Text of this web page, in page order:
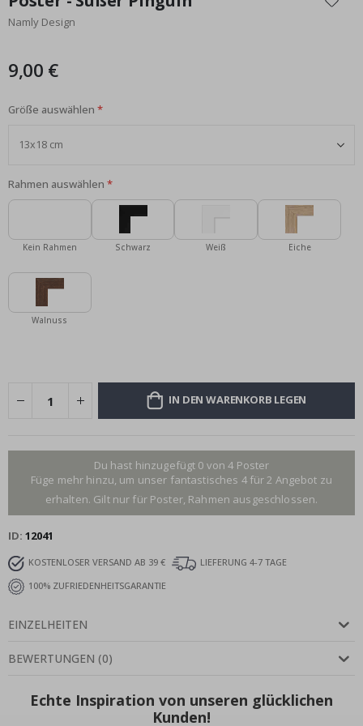
der
Bildgalerie
Namly Design
9,00 €
Größe auswählen
Rahmen auswählen
Kein Rahmen Schwarz Weiß Eiche
Walnuss
IN DEN WARENKORB LEGEN
Du hast hinzugefügt 0 von 4 Poster
Füge mehr hinzu, um unser fantastisches 4 für 2 Angebot zu
erhalten. Gilt nur für Poster, Rahmen ausgeschlossen.
ID 12041
KOSTENLOSER VERSAND AB 39 €
LIEFERUNG 4-7 TAGE
100% ZUFRIEDENHEITSGARANTIE
EINZELHEITEN
BEWERTUNGEN (0)
Echte Inspiration von unseren glücklichen
Kunden!